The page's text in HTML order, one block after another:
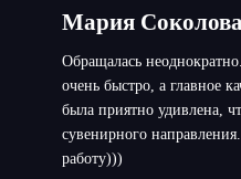
Мария Соколова
Обращалась
очень быстро, а главное
была приятно удивлена,
сувенирного
работу)))